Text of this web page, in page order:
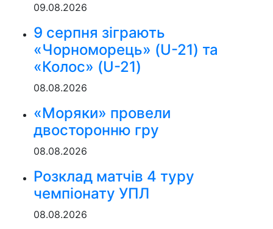
09.08.2026
9 серпня зіграють
«Чорноморець» (U-21) та
«Колос» (U-21)
08.08.2026
«Моряки» провели
двосторонню гру
08.08.2026
Розклад матчів 4 туру
чемпіонату УПЛ
08.08.2026